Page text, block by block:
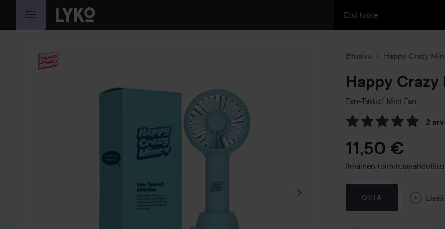
SIIRTYÄ JHK SISÄLTÖÖN
OHITA OSIO Etusivu Happy Crazy
Happy Crazy
Fan-Tastic! Mini Fan
2
Siirtyä jhk Arvosana &
11,50 €
Ilmainen
OSTA Lisää